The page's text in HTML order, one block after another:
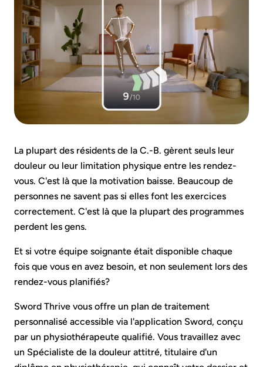
La plupart des résidents de la C.-B. gèrent seuls leur
douleur ou leur limitation physique entre les rendez-
vous. C'est là que la motivation baisse. Beaucoup de
personnes ne savent pas si elles font les exercices
correctement. C'est là que la plupart des programmes
perdent les gens.
Et si votre équipe soignante était disponible chaque
fois que vous en avez besoin, et non seulement lors des
rendez-vous planifiés?
Sword Thrive vous offre un plan de traitement
personnalisé accessible via l'application Sword, conçu
par un physiothérapeute qualifié. Vous travaillez avec
un Spécialiste de la douleur attitré, titulaire d'un